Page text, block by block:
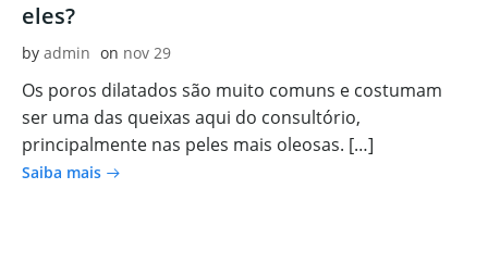
eles?
by admin on nov 29
Os poros dilatados são muito comuns e costumam
ser uma das queixas aqui do consultório,
principalmente nas peles mais oleosas. […]
Saiba mais